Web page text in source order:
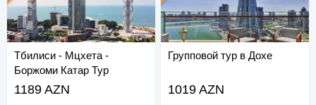
Тбилиси - Мцхета -
Боржоми Катар Тур
1189 AZN
Групповой тур в Дохе
1019 AZN